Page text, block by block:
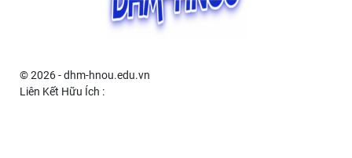
Hướng dẫn cài đặt Grab đơn giản và
nhanh chóng